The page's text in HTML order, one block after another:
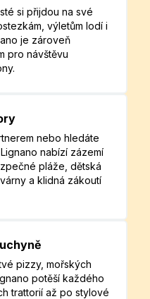
si přijdou na své
výletům lodí i
je zároveň
pro návštěvu
nebo hledáte
nabízí zázemí
pláže, dětská
a klidná zákoutí
pizzy, mořských
potěší každého
trattorií až po stylové